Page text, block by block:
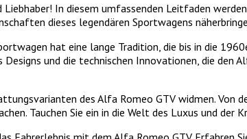
In diesem umfassenden Leitfaden
dieses legendären Sportwagens
hat eine lange Tradition, die bis in die
und die technischen Innovationen, die
des Alfa Romeo GTV widmen. Von
Tauchen Sie ein in die Welt des Luxus und der